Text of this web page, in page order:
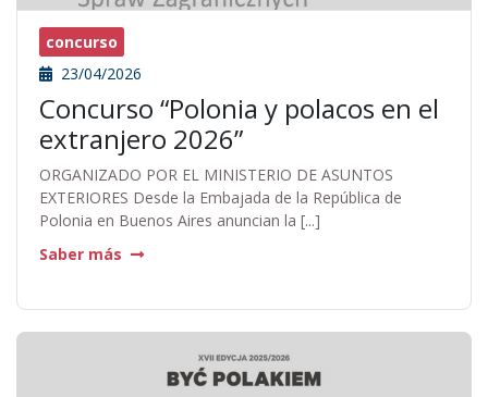
concurso
23/04/2026
Concurso “Polonia y polacos en el
extranjero 2026”
ORGANIZADO POR EL MINISTERIO DE ASUNTOS
EXTERIORES Desde la Embajada de la República de
Polonia en Buenos Aires anuncian la [...]
Saber más